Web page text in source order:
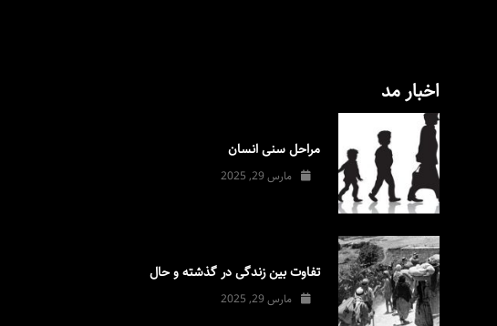
اخبار مد
مراحل سنی انسان
مارس 29, 2025
تفاوت بین زندگی در گذشته و حال
مارس 29, 2025